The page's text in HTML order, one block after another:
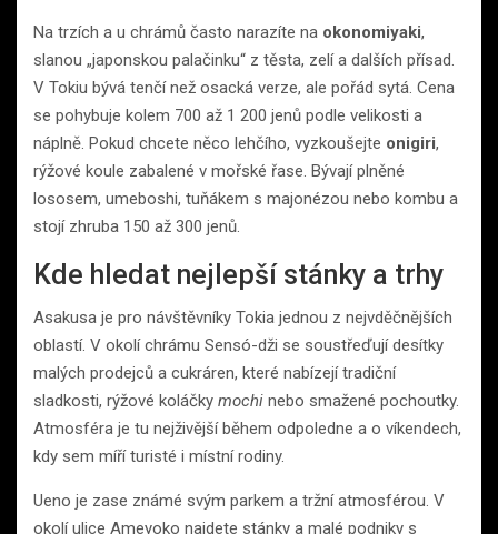
Na trzích a u chrámů často narazíte na okonomiyaki,
slanou „japonskou palačinku“ z těsta, zelí a dalších přísad.
V Tokiu bývá tenčí než osacká verze, ale pořád sytá. Cena
se pohybuje kolem 700 až 1 200 jenů podle velikosti a
náplně. Pokud chcete něco lehčího, vyzkoušejte onigiri,
rýžové koule zabalené v mořské řase. Bývají plněné
lososem, umeboshi, tuňákem s majonézou nebo kombu a
stojí zhruba 150 až 300 jenů.
Kde hledat nejlepší stánky a trhy
Asakusa je pro návštěvníky Tokia jednou z nejvděčnějších
oblastí. V okolí chrámu Sensó-dži se soustřeďují desítky
malých prodejců a cukráren, které nabízejí tradiční
sladkosti, rýžové koláčky mochi nebo smažené pochoutky.
Atmosféra je tu nejživější během odpoledne a o víkendech,
kdy sem míří turisté i místní rodiny.
Ueno je zase známé svým parkem a tržní atmosférou. V
okolí ulice Ameyoko najdete stánky a malé podniky s